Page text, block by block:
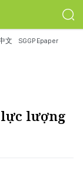
文 SGGP Epaper
lượng